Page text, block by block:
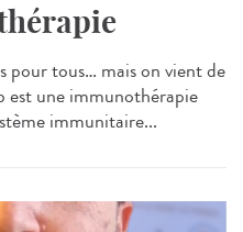
pour tous… mais on vient de
une immunothérapie
immunitaire...